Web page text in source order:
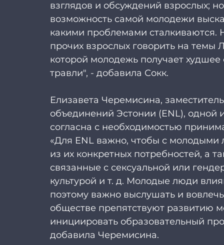
взглядов и обсуждений взрослых;
возможность самой молодежи
какими проблемами
прочих взрослых говорить на
которой молодежь получает
травли", - добавила Сокк.
Елизавета Черемисина,
объединений Эстонии (ENL), одной
согласна с необходимостью
«Для ENL важно, чтобы с
из их конкретных потребностей, а
связанные с сексуальной или
культурой и т. д. Молодые люди
поэтому важно выслушать и
обществе препятствуют
инициировать образовательный
добавила Черемисина.